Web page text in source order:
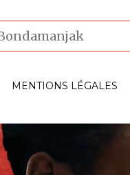
MENTIONS LÉGALES